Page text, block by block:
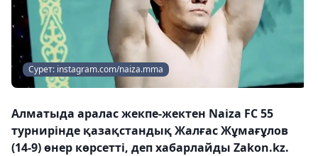
Сурет: instagram.com/naiza.mma
Алматыда аралас жекпе-жектен Naiza FC 55
турнирінде қазақстандық Жалғас Жұмағұлов
(14-9) өнер көрсетті, деп хабарлайды Zakon.kz.